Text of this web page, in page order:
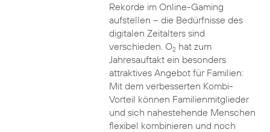
Rekorde im Online-Gaming
aufstellen – die Bedürfnisse des
digitalen Zeitalters sind
verschieden. O2hat zum
Jahresauftakt ein besonders
attraktives Angebot für Familien:
Mit dem verbesserten Kombi-
Vorteil können Familienmitglieder
und sich nahestehende Menschen
flexibel kombinieren und noch